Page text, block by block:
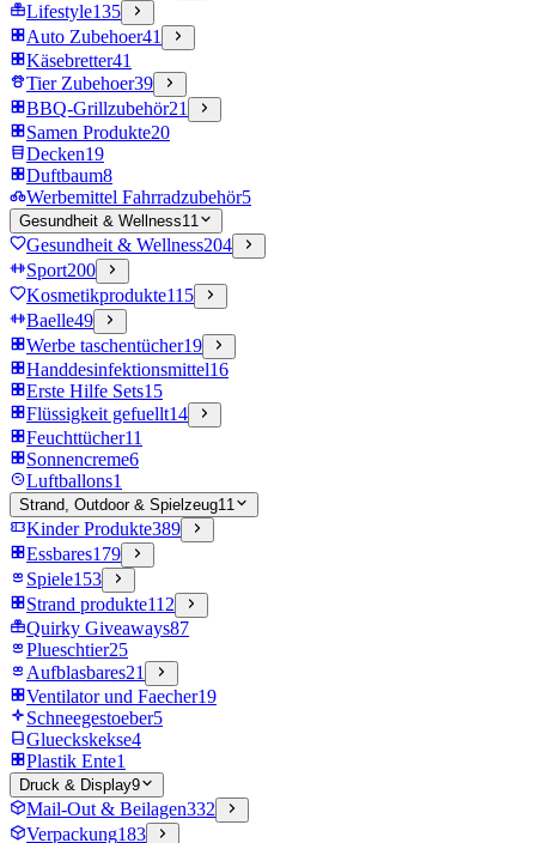
Lifestyle135
Auto Zubehoer41
Käsebretter41
Tier Zubehoer39
BBQ-Grillzubehör21
Samen Produkte20
Decken19
Duftbaum8
Werbemittel Fahrradzubehör5
Gesundheit & Wellness11
Gesundheit & Wellness204
Sport200
Kosmetikprodukte115
Baelle49
Werbe taschentücher19
Handdesinfektionsmittel16
Erste Hilfe Sets15
Flüssigkeit gefuellt14
Feuchttücher11
Sonnencreme6
Luftballons1
Strand, Outdoor & Spielzeug11
Kinder Produkte389
Essbares179
Spiele153
Strand produkte112
Quirky Giveaways87
Plueschtier25
Aufblasbares21
Ventilator und Faecher19
Schneegestoeber5
Glueckskekse4
Plastik Ente1
Druck & Display9
Mail-Out & Beilagen332
Verpackung183